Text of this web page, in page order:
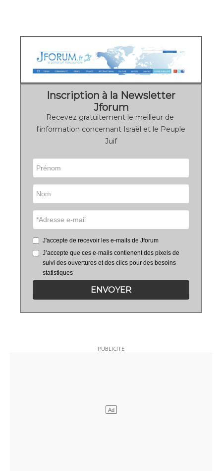
Inscription à la Newsletter
Jforum
Recevez gratuitement le meilleur de
l'information concernant Israël et le Peuple
Juif
J'accepte de recevoir les e-mails de Jforum
J’accepte que ces e-mails contienent des pixels de
suivi des ouvertures et des clics pour des besoins
statistiques
ENVOYER